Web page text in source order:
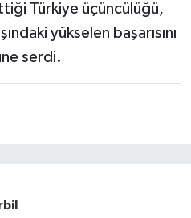
Türkiye üçüncülüğü,
yükselen başarısını
serdi.